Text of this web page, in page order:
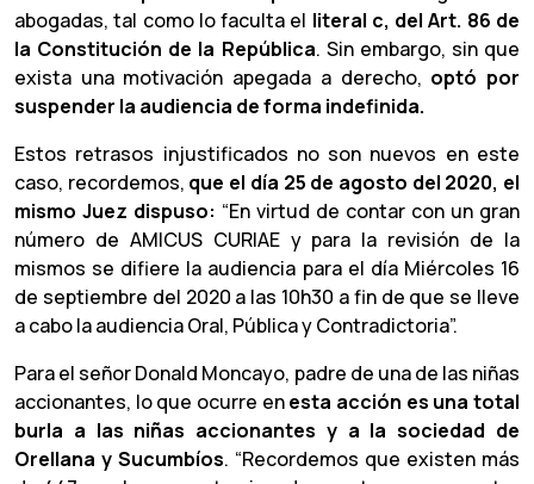
abogadas, tal como lo faculta el literal c, del Art. 86 de
la Constitución de la República. Sin embargo, sin que
exista una motivación apegada a derecho, optó por
suspender la audiencia de forma indefinida.
Estos retrasos injustificados no son nuevos en este
caso, recordemos, que el día 25 de agosto del 2020, el
mismo Juez dispuso: “En virtud de contar con un gran
número de AMICUS CURIAE y para la revisión de la
mismos se difiere la audiencia para el día Miércoles 16
de septiembre del 2020 a las 10h30 a fin de que se lleve
a cabo la audiencia Oral, Pública y Contradictoria”.
Para el señor Donald Moncayo, padre de una de las niñas
accionantes, lo que ocurre enesta acción es una total
burla a las niñas accionantes y a la sociedad de
Orellana y Sucumbíos. “Recordemos que existen más